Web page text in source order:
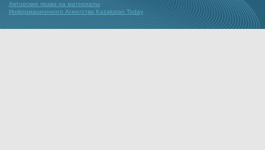
Авторские права на материалы
Информационного Агентства Kazakstan Today